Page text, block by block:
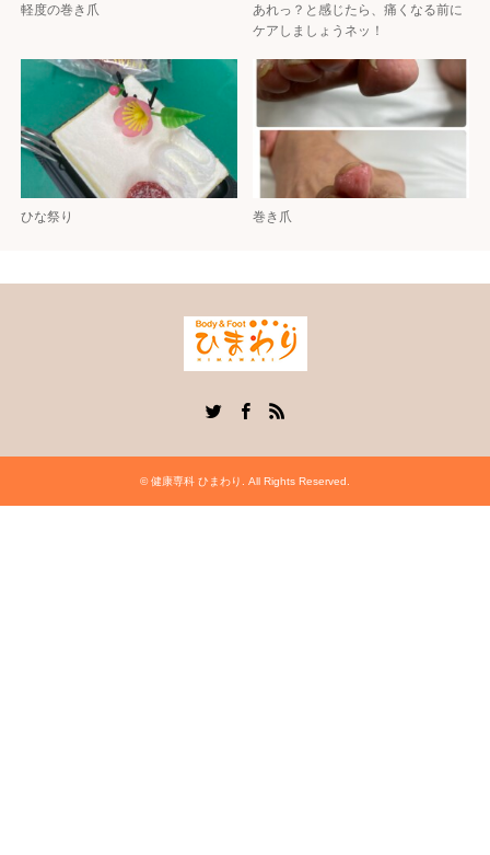
軽度の巻き爪
あれっ？と感じたら、痛くなる前に
ケアしましょうネッ！
ひな祭り 巻き爪
©健康専科 ひまわり . All Rights Reserved.